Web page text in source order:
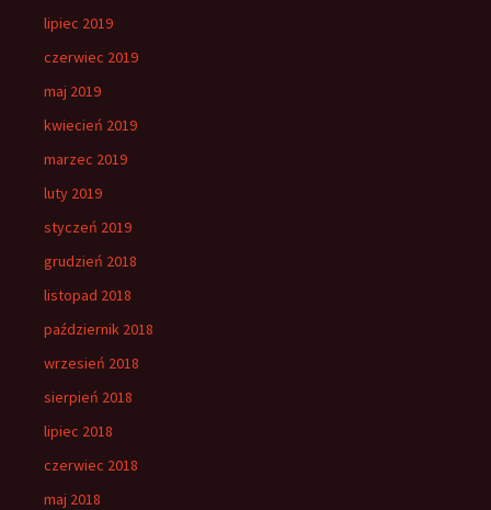
lipiec 2019
czerwiec 2019
maj 2019
kwiecień 2019
marzec 2019
luty 2019
styczeń 2019
grudzień 2018
listopad 2018
październik 2018
wrzesień 2018
sierpień 2018
lipiec 2018
czerwiec 2018
maj 2018